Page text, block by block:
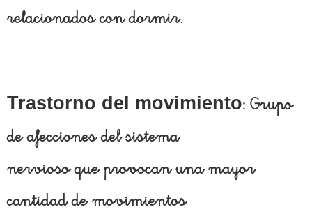
relacionados con dormir.
Trastorno del movimiento: Grupo
de afecciones del sistema
nervioso que provocan una mayor
cantidad de movimientos